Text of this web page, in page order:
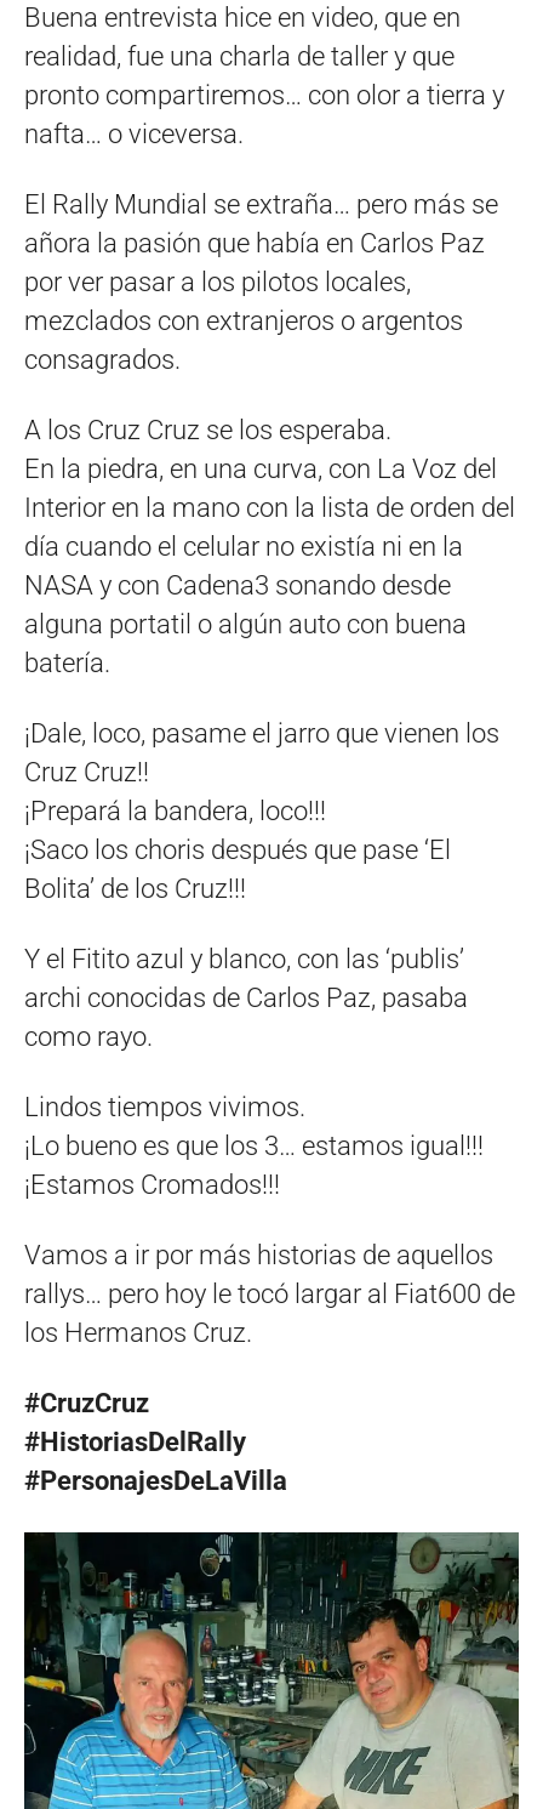
Buena entrevista hice en video, que en
realidad, fue una charla de taller y que
pronto compartiremos… con olor a tierra y
nafta… o viceversa.
El Rally Mundial se extraña… pero más se
añora la pasión que había en Carlos Paz
por ver pasar a los pilotos locales,
mezclados con extranjeros o argentos
consagrados.
A los Cruz Cruz se los esperaba.
En la piedra, en una curva, con La Voz del
Interior en la mano con la lista de orden del
día cuando el celular no existía ni en la
NASA y con Cadena3 sonando desde
alguna portatil o algún auto con buena
batería.
¡Dale, loco, pasame el jarro que vienen los
Cruz Cruz!!
¡Prepará la bandera, loco!!!
¡Saco los choris después que pase ‘El
Bolita’ de los Cruz!!!
Y el Fitito azul y blanco, con las ‘publis’
archi conocidas de Carlos Paz, pasaba
como rayo.
Lindos tiempos vivimos.
¡Lo bueno es que los 3… estamos igual!!!
¡Estamos Cromados!!!
Vamos a ir por más historias de aquellos
rallys… pero hoy le tocó largar al Fiat600 de
los Hermanos Cruz.
#CruzCruz
#HistoriasDelRally
#PersonajesDeLaVilla